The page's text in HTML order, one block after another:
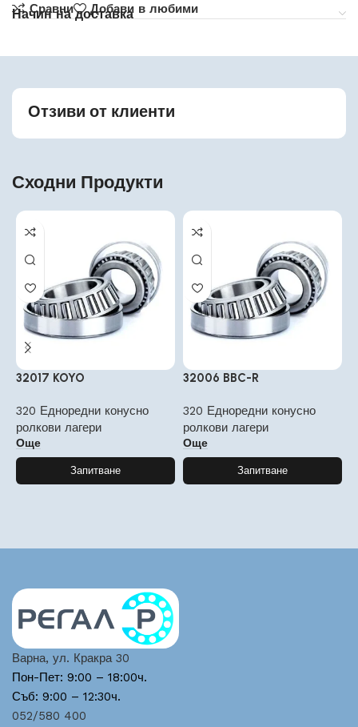
Сравни
Добави в любими
Начин на доставка
Отзиви от клиенти
Сходни Продукти
32017 KOYO
320 Едноредни конусно
ролкови лагери
Още
Запитване
32006 BBC-R
320 Едноредни конусно
ролкови лагери
Още
Запитване
Варна, ул. Кракра 30
Пон-Пет: 9:00 – 18:00ч.
Съб: 9:00 – 12:30ч.
052/580 400